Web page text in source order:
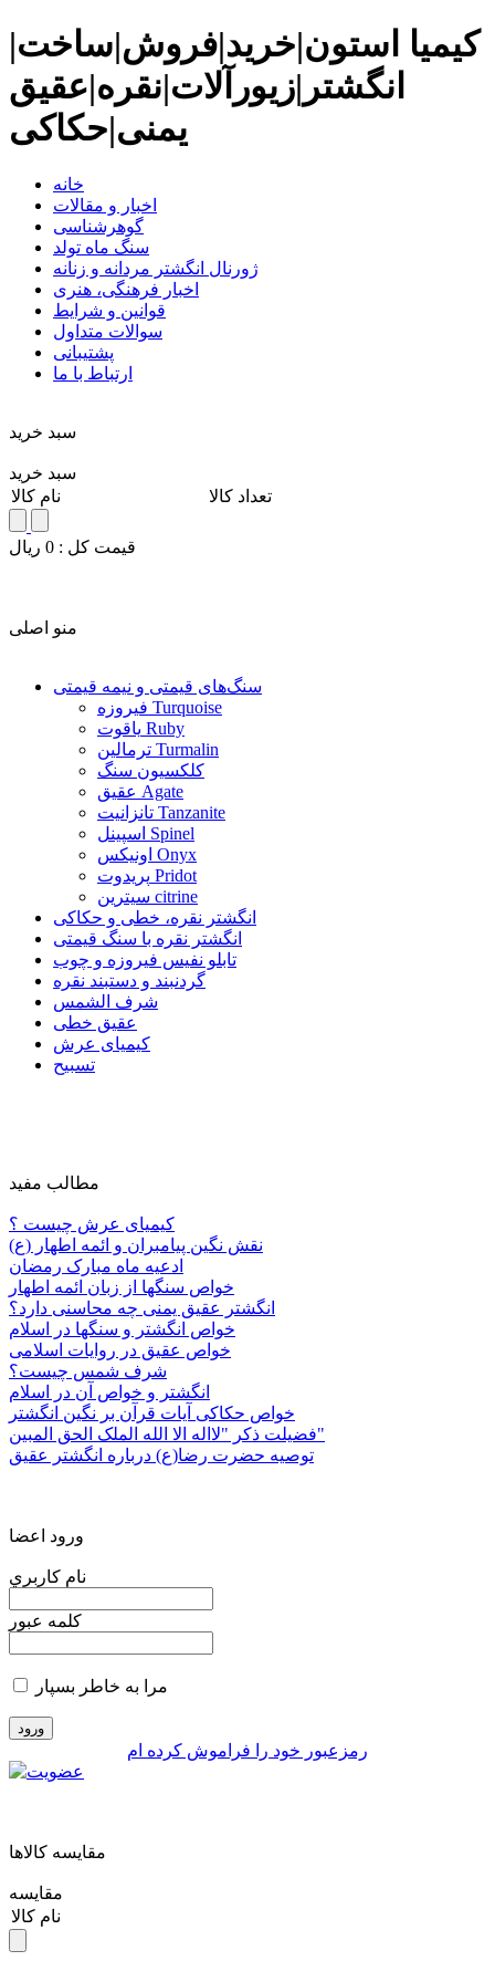
کیمیا استون|خرید|فروش|ساخت|
انگشتر|زیورآلات|نقره|عقیق
یمنی|حکاکی
خانه
اخبار و مقالات
گوهرشناسی
سنگ ماه تولد
ژورنال انگشتر مردانه و زنانه
اخبار فرهنگی، هنری
قوانین و شرایط
سوالات متداول
پشتیبانی
ارتباط با ما
سبد خريد
سبد خرید
نام کالا
تعداد کالا
قيمت کل : 0 ريال
منو اصلی
سنگ‌های قیمتی و نیمه قیمتی
فیروزه Turquoise
یاقوت Ruby
ترمالین Turmalin
کلکسیون سنگ
عقیق Agate
تانزانیت Tanzanite
اسپینل Spinel
اونیکس Onyx
پریدوت Pridot
سیترین citrine
انگشتر نقره، خطی و حکاکی
انگشتر نقره با سنگ قیمتی
تابلو نفیس فیروزه و چوب
گردنبند و دستبند نقره
شرف الشمس
عقیق خطی
کیمیای عرش
تسبیح
مطالب مفید
کیمیای عرش چیست ؟
نقش نگین پیامبران و ائمه اطهار (ع)
ادعیه ماه مبارک رمضان
خواص سنگها از زبان ائمه اطهار
انگشتر عقیق یمنی چه محاسنی دارد؟
خواص انگشتر و سنگها در اسلام
خواص عقیق در روایات اسلامی
شرف شمس چیست؟
انگشتر و خواص آن در اسلام
خواص حکاکی آیات قرآن بر نگین انگشتر
فضیلت ذکر "لااله الا الله الملک الحق المبین"
توصیه حضرت رضا(ع) درباره انگشتر عقیق
ورود اعضا
نام کاربري
کلمه عبور
مرا به خاطر بسپار
رمزعبور خود را فراموش کرده ام
مقايسه کالاها
مقایسه
نام کالا